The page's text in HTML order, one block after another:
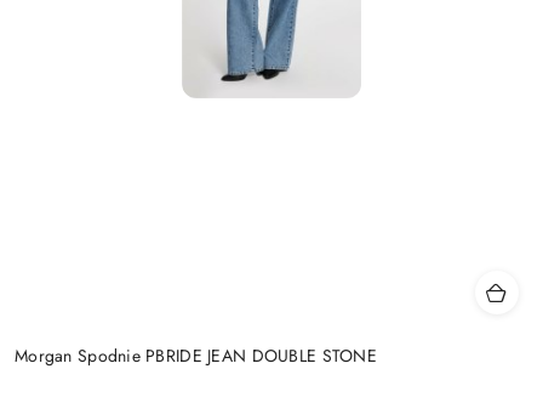
Morgan Spodnie PBRIDE JEAN DOUBLE STONE